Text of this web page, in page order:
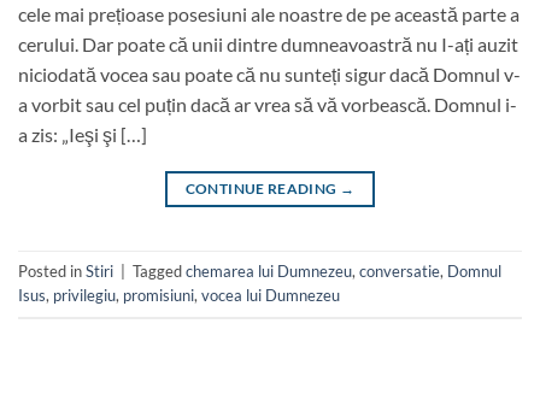
cele mai prețioase posesiuni ale noastre de pe această parte a
cerului. Dar poate că unii dintre dumneavoastră nu I-ați auzit
niciodată vocea sau poate că nu sunteți sigur dacă Domnul v-
a vorbit sau cel puțin dacă ar vrea să vă vorbească. Domnul i-
a zis: „Ieşi şi […]
CONTINUE READING →
Posted inStiri Taggedchemarea lui Dumnezeu, conversatie, Domnul
Isus, privilegiu, promisiuni, vocea lui Dumnezeu